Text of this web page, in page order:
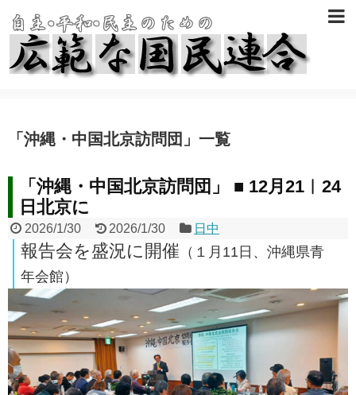
「 沖縄・中国北京訪問団 」 一覧
「沖縄・中国北京訪問団」 ■ 12月21︱24
日北京に
2026/1/30 2026/1/30 日中
報告会を盛況に開催 （１月11日、沖縄県青
年会館）